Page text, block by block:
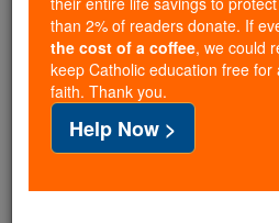
of noise and algorithms,
souls with truth, prayer,
If everyone who reads this
cost of a coffee — we could
families and keep this life-
free for all. Be
with us today.
than 2% of readers donate. If
the cost of a coffee, we could
keep Catholic education free for
faith. Thank you.
Help Now >